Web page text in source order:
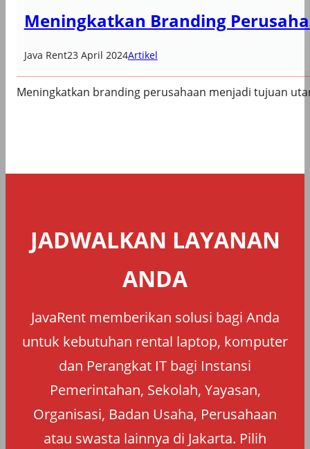
Meningkatkan Branding
Java Rent23 April 2024Artikel
Meningkatkan branding perusahaan menjadi tujuan
JADWALKAN LAYANAN
ANDA
JavaRent memberikan solusi bagi Anda
untuk kebutuhan rental laptop, komputer
dan Perangkat IT bagi Instansi
Pemerintahan, Sekolah, Yayasan,
Organisasi, Badan Usaha, Perusahaan
atau swasta lainnya di Jakarta. Pilih